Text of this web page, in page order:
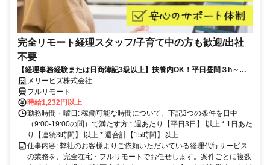
完全リモート経理スタッフ/子育て中の方も歓迎/出社
不要
【経理事務経験または日商簿記3級以上】扶養内OK！平日昼間３h～。
完全在宅で育児・介護中の方も大歓迎♪
メリービズ株式会社
フルリモート
時給1,232円以上
勤務時間・曜日: 稼働可能な時間について、下記3つの条件を日中
（9:00-19:00の間）で満たす方 * 週あたり【平日3日】 以上 * 1日あた
り【連続3時間】 以上 * 週合計【15時間】以上...
仕事内容: 弊社のお客様よりご依頼いただいている経理代行サービス
の業務を、完全在宅・フルリモートでお任せします。案件ごとに複数